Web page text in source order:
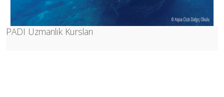
PADI Uzmanlık Kursları